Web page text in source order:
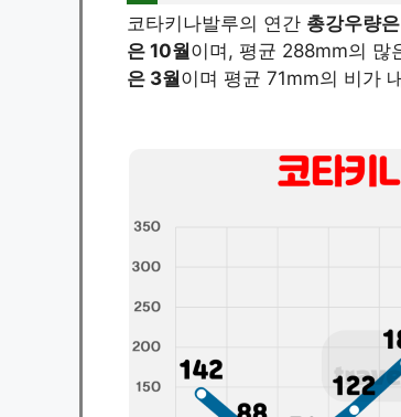
코타키나발루의 연간 총강우량
은 10월 이며, 평균 288mm의 많
은 3월 이며 평균 71mm의 비가